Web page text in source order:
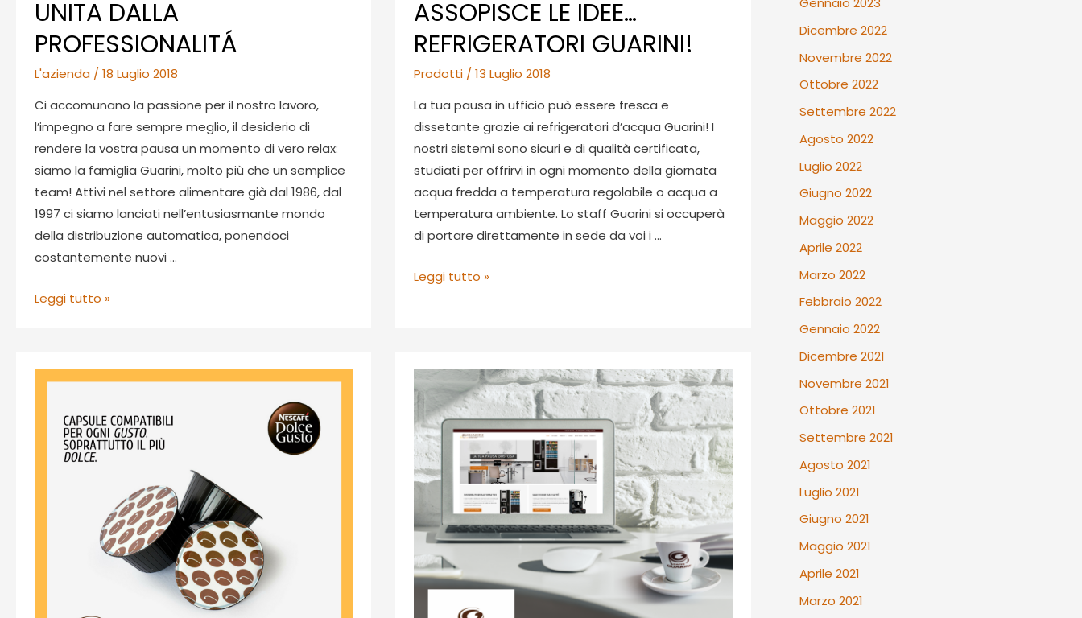
UNITA DALLA
PROFESSIONALITÁ
L'azienda / 18 Luglio 2018
Ci accomunano la passione per il nostro lavoro,
l’impegno a fare sempre meglio, il desiderio di
rendere la vostra pausa un momento di vero relax:
siamo la famiglia Guarini, molto più che un semplice
team! Attivi nel settore alimentare già dal 1986, dal
1997 ci siamo lanciati nell’entusiasmante mondo
della distribuzione automatica, ponendoci
costantemente nuovi …
GUARINI,
DALLA
Leggi tutto »
ASSOPISCE LE IDEE…
REFRIGERATORI GUARINI!
Prodotti/ 13 Luglio 2018
La tua pausa in ufficio può essere fresca e
dissetante grazie ai refrigeratori d’acqua Guarini! I
nostri sistemi sono sicuri e di qualità certificata,
studiati per offrirvi in ogni momento della giornata
acqua fredda a temperatura regolabile o acqua a
temperatura ambiente. Lo staff Guarini si occuperà
di portare direttamente in sede da voi i …
CONTRO
LE
IDEE…
REFRIGERATORI
GUARINI!
Leggi tutto »
Dicembre 2022
Novembre 2022
Ottobre 2022
Settembre 2022
Agosto 2022
Luglio 2022
Giugno 2022
Maggio 2022
Aprile 2022
Marzo 2022
Febbraio 2022
Gennaio 2022
Dicembre 2021
Novembre 2021
Ottobre 2021
Settembre 2021
Agosto 2021
Luglio 2021
Giugno 2021
Maggio 2021
Aprile 2021
Marzo 2021